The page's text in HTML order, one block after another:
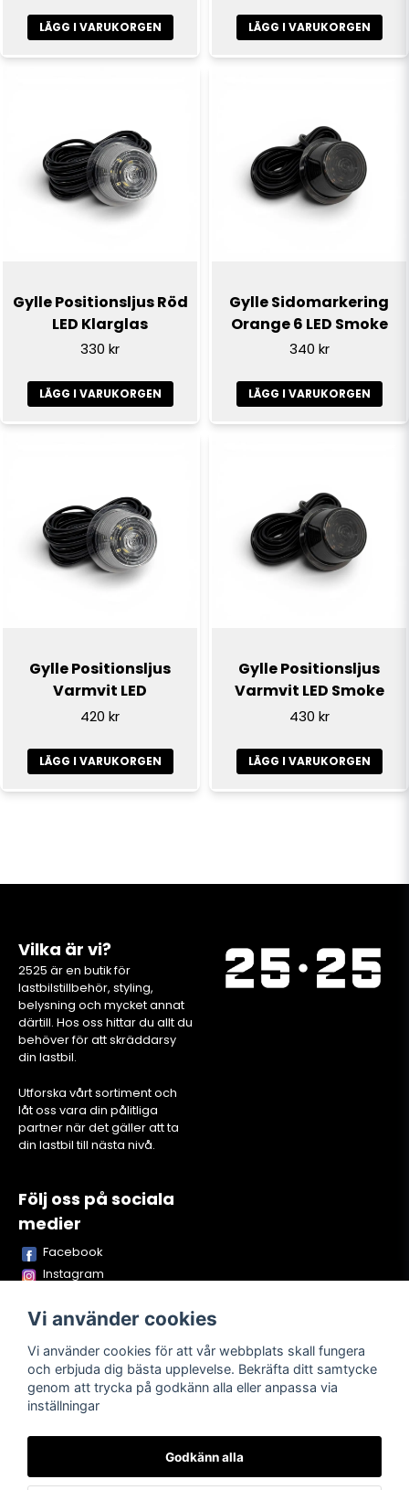
Skicka fråga
LÄGG I VARUKORGEN LÄGG I VARUKORGEN
Gylle Positionsljus Röd
LED Klarglas
330 kr
LÄGG I VARUKORGEN
Gylle Sidomarkering
Orange 6 LED Smoke
340 kr
LÄGG I VARUKORGEN
Gylle Positionsljus
Varmvit LED
420 kr
LÄGG I VARUKORGEN
Gylle Positionsljus
Varmvit LED Smoke
430 kr
LÄGG I VARUKORGEN
Vilka är vi?
2525 är en butik för
lastbilstillbehör, styling,
belysning och mycket annat
därtill. Hos oss hittar du allt du
behöver för att skräddarsy
din lastbil.
Utforska vårt sortiment och
låt oss vara din pålitliga
partner när det gäller att ta
din lastbil till nästa nivå.
Följ oss på sociala
medier
Facebook
Instagram
TikTok
Köpvillkor Kontakta oss Om oss
Vi använder cookies
Vi använder cookies för att vår webbplats skall fungera
och erbjuda dig bästa upplevelse. Bekräfta ditt samtycke
genom att trycka på godkänn alla eller anpassa via
inställningar
Godkänn alla